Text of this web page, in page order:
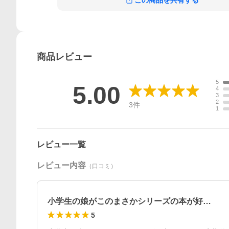
商品レビュー
5.00 3件
5
4
3
2
1
レビュー一覧
レビュー内容 （口コミ）
小学生の娘がこのまさかシリーズの本が好…
5